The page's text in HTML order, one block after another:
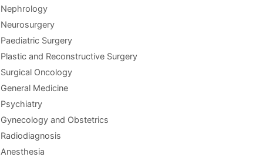
Nephrology
Neurosurgery
Paediatric Surgery
Plastic and Reconstructive Surgery
Surgical Oncology
General Medicine
Psychiatry
Gynecology and Obstetrics
Radiodiagnosis
Anesthesia